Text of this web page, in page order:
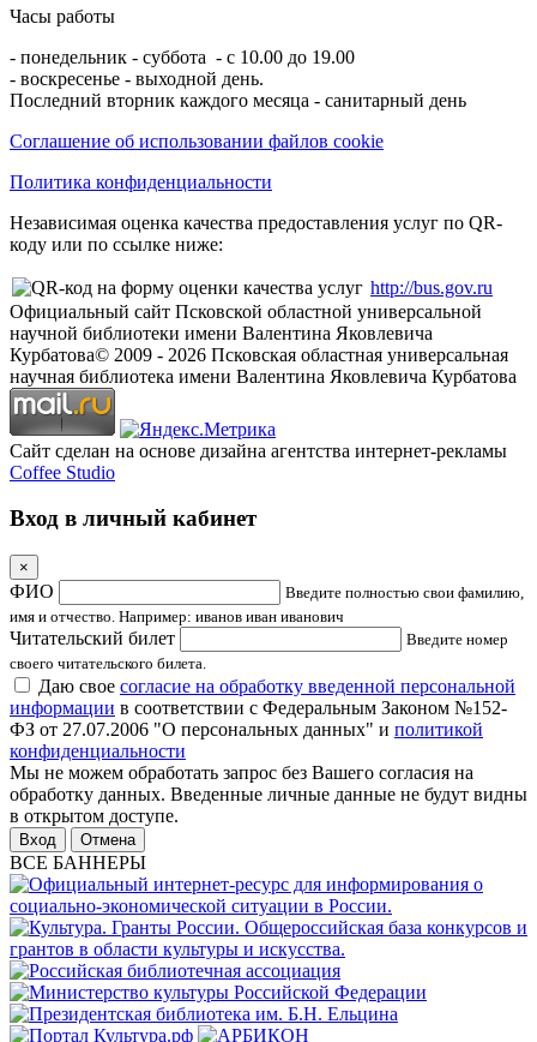
Часы работы
- понедельник - суббота - с 10.00 до 19.00
- воскресенье - выходной день.
Последний вторник каждого месяца - санитарный день
Соглашение об использовании файлов cookie
Политика конфиденциальности
Независимая оценка качества предоставления услуг по QR-
коду или по ссылке ниже:
http://bus.gov.ru
Официальный сайт Псковской областной универсальной
научной библиотеки имени Валентина Яковлевича
Курбатова© 2009 - 2026 Псковская областная универсальная
научная библиотека имени Валентина Яковлевича Курбатова
Сайт сделан на основе дизайна агентства интернет-рекламы
Coffee Studio
Вход в личный кабинет
×
ФИО
Введите полностью свои фамилию,
имя и отчество. Например: иванов иван иванович
Читательский билет
Введите номер
своего читательского билета.
Даю свое согласие на обработку введенной персональной
информации в соответствии с Федеральным Законом №152-
ФЗ от 27.07.2006 "О персональных данных" и политикой
конфиденциальности
Мы не можем обработать запрос без Вашего согласия на
обработку данных. Введенные личные данные не будут видны
в открытом доступе.
Отмена
ВСЕ БАННЕРЫ